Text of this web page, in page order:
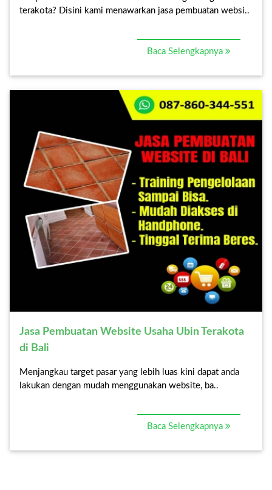
terakota? Disini kami menawarkan jasa pembuatan websi..
Baca Selengkapnya
Jasa Pembuatan Website Usaha Ubin Terakota
di Bali
Menjangkau target pasar yang lebih luas kini dapat anda
lakukan dengan mudah menggunakan website, ba..
Baca Selengkapnya